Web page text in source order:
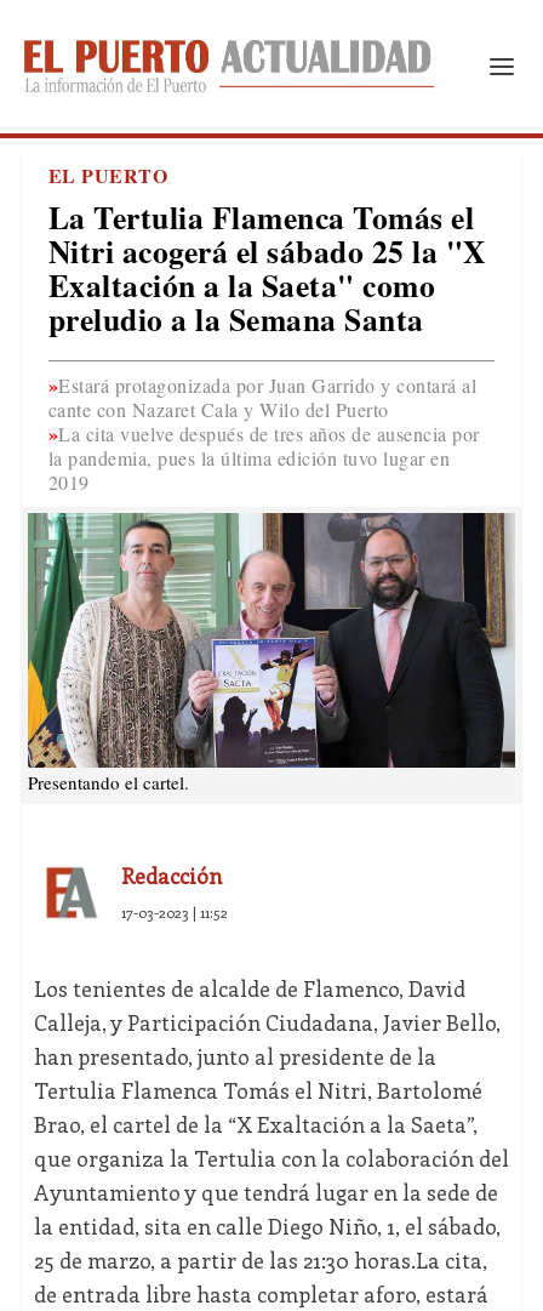
EL PUERTO
La Tertulia Flamenca Tomás el
Nitri acogerá el sábado 25 la "X
Exaltación a la Saeta" como
preludio a la Semana Santa
Estará protagonizada por Juan Garrido y contará al
cante con Nazaret Cala y Wilo del Puerto
La cita vuelve después de tres años de ausencia por
la pandemia, pues la última edición tuvo lugar en
2019
Presentando el cartel.
Redacción
17-03-2023 | 11:52
Los tenientes de alcalde de Flamenco, David
Calleja, y Participación Ciudadana, Javier Bello,
han presentado, junto al presidente de la
Tertulia Flamenca Tomás el Nitri, Bartolomé
Brao, el cartel de la “X Exaltación a la Saeta”,
que organiza la Tertulia con la colaboración del
Ayuntamiento y que tendrá lugar en la sede de
la entidad, sita en calle Diego Niño, 1, el sábado,
25 de marzo, a partir de las 21:30 horas.La cita,
de entrada libre hasta completar aforo, estará